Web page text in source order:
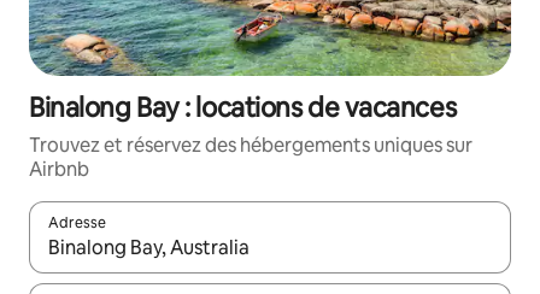
Binalong Bay : locations de vacances
Trouvez et réservez des hébergements uniques sur
Airbnb
Adresse
Lorsque les résultats s'affichent, utilisez les flèches vers le